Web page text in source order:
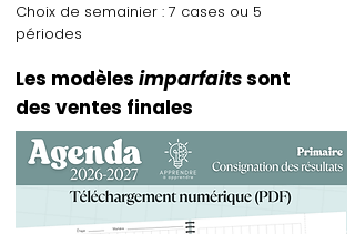
Choix de semainier : 7 cases ou 5
périodes
Les modèles imparfaitssont
des ventes finales